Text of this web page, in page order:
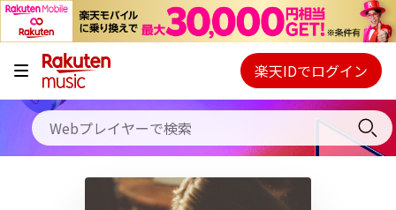
キャンペーン
料金プラン
使い方
Webプレイヤー
ご契約内容の確認・変更
楽天IDでログイン